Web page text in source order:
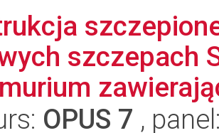
szczepach
OPUS 7 ,